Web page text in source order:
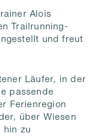
Alois
Trailrunning-
und freut
Läufer, in der
passende
Ferienregion
über Wiesen
hin zu